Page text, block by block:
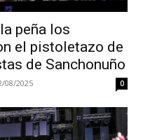
peña los
el pistoletazo de
de Sanchonuño
08/2025 0